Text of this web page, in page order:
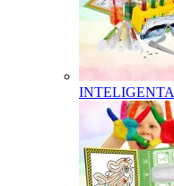
INTELIGENTA